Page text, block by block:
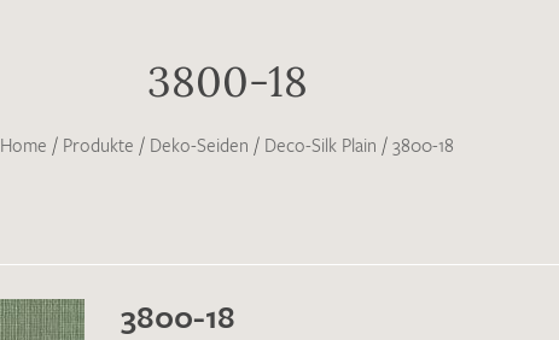
3800-18
Home / Produkte / Deko-Seiden / Deco-Silk Plain / 3800-18
3800-18